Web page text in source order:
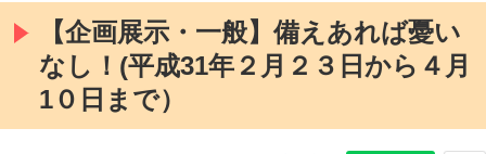
【企画展示・一般】備えあれば憂い
なし！(平成31年２月２３日から４月
1０日まで）